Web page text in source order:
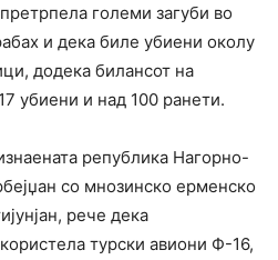
големи загуби во
и дека биле убиени околу
додека билансот на
убиени и над 100 ранети.
република Нагорно-
со мнозинско ерменско
рече дека
турски авиони Ф-16,